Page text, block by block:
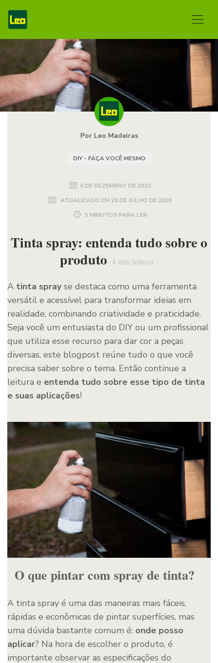
Por Leo Madeiras
DIY - FAÇA VOCÊ MESMO
4 DE DEZEMBRO DE 2023
ATUALIZADO EM 28 DE JULHO DE 2026
5 MINUTOS PARA LER
Tinta spray: entenda tudo sobre o
produto 4 min leitura
A tinta sprayse destaca como uma ferramenta
versátil e acessível para transformar ideias em
realidade, combinando criatividade e praticidade.
Seja você um entusiasta do DIY ou um profissional
que utiliza esse recurso para dar cor a peças
diversas, este blogpost reúne tudo o que você
precisa saber sobre o tema. Então continue a
leitura e entenda tudo sobre esse tipo de tinta
e suas aplicações!
O que pintar com spray de tinta?
A tinta spray é uma das maneiras mais fáceis,
rápidas e econômicas de pintar superfícies, mas
uma dúvida bastante comum é: onde posso
aplicar? Na hora de escolher o produto, é
importante observar as especificações do